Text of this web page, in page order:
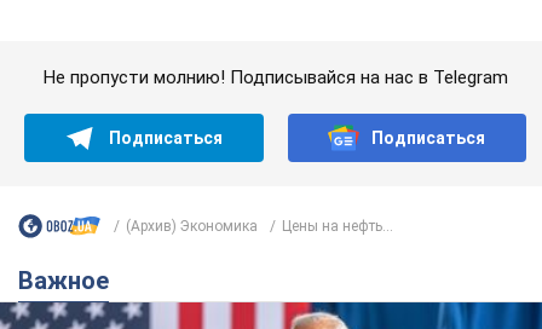
назвала первый симптом, который
сигнализировал о его "агрессивном" раке
Сначала врачи не обратили на это должного внимания
7 годин тому